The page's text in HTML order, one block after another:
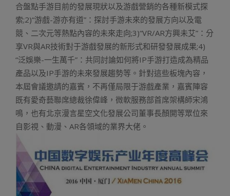
合盤點手游目前的發展現狀以及游戲營銷的各種新模式探
索;2)“游戲-游亦有道”：探討手游未來的發展方向以及電
競、二次元等熱點內容的未來走向;3)“VR/AR方興未艾”：分
享VR與AR技術對于游戲發展的新形式和研發發展成果;4)
“泛娛樂-一生萬千”：共同討論如何將IP手游打造成為精品
產品以及IP手游的未來發展趨勢等。針對這些板塊內容，
本屆會議邀請的嘉賓，不再僅局限于游戲產業，嘉賓陣容
既有愛奇藝聯席總裁徐偉峰，微軟服務部首席架構師宋鴻
鳴，也有北京漫言星空文化發展公司董事長顏開等眾位來
自影視、動漫、AR各領域的業界大佬。